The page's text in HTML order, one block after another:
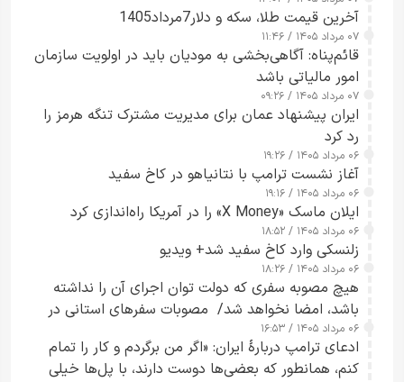
آخرین قیمت طلا، سکه و دلار7مرداد1405
۰۷ مرداد ۱۴۰۵ / ۱۱:۴۶
قائم‌پناه: آگاهی‌بخشی به مودیان باید در اولویت سازمان
امور مالیاتی باشد
۰۷ مرداد ۱۴۰۵ / ۰۹:۲۶
ایران پیشنهاد عمان برای مدیریت مشترک تنگه هرمز را
رد کرد
۰۶ مرداد ۱۴۰۵ / ۱۹:۲۶
آغاز نشست ترامپ با نتانیاهو در کاخ سفید
۰۶ مرداد ۱۴۰۵ / ۱۹:۱۶
ایلان ماسک «X Money» را در آمریکا راه‌اندازی کرد
۰۶ مرداد ۱۴۰۵ / ۱۸:۵۲
زلنسکی وارد کاخ سفید شد+ ویدیو
۰۶ مرداد ۱۴۰۵ / ۱۸:۲۶
هیچ مصوبه سفری که دولت توان اجرای آن را نداشته
باشد، امضا نخواهد شد/ مصوبات سفرهای استانی در
چارچوب قانون بودجه است+ عکس
۰۶ مرداد ۱۴۰۵ / ۱۶:۵۳
ادعای ترامپ دربارهٔ ایران: «اگر من برگردم و کار را تمام
کنم، همانطور که بعضی‌ها دوست دارند، با پل‌ها خیلی